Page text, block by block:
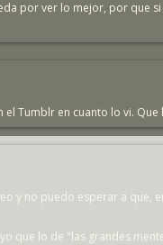
por ver lo mejor, por que si
el Tumblr en cuanto lo vi. Que
y no puedo esperar a que,
que lo de "las grandes